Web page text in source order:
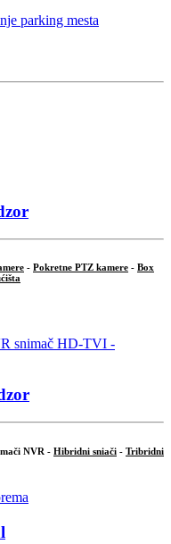
- Pokretne PTZ kamere - Box
NVR - Hibridni sniači - Tribridni